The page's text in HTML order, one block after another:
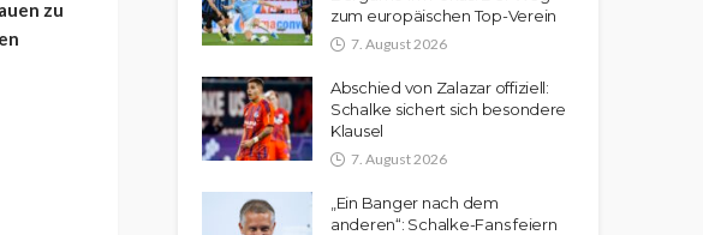
zu
zum europäischen Top-Verein
7. August 2026
Abschied von Zalazar offiziell:
Schalke sichert sich besondere
Klausel
7. August 2026
„Ein Banger nach dem
anderen“: Schalke-Fans feiern